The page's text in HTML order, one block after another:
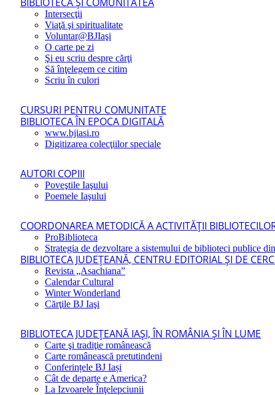
Intersecţii
Viaţă şi spiritualitate
Voluntar@BJIaşi
O carte pe zi
Şi eu scriu despre cărţi
Să înţelegem ce citim
Scriu în culori
CURSURI PENTRU COMUNITATE
BIBLIOTECA ÎN EPOCA DIGITALĂ
www.bjiasi.ro
Digitizarea colecţiilor speciale
AUTORI COPIII
Poveştile Iaşului
Poemele Iaşului
COORDONAREA METODICĂ A ACTIVITĂŢII
ProBiblioteca
Strategia de dezvoltare a sistemului de biblioteci publice
BIBLIOTECA JUDEŢEANĂ, CENTRU EDITORIAL ŞI DE
Revista „Asachiana”
Calendar Cultural
Winter Wonderland
Cărţile BJ Iaşi
BIBLIOTECA JUDEŢEANĂ IAŞI, ÎN ROMÂNIA ŞI ÎN LUME
Carte şi tradiţie românească
Carte românească pretutindeni
Conferințele BJ Iași
Cât de departe e America?
La Izvoarele Înţelepciunii